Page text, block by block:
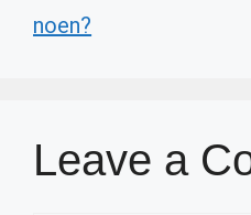
noen?
Leave a